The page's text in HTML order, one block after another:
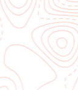
07161-
Möhrle-Bikes
Heininger Str.